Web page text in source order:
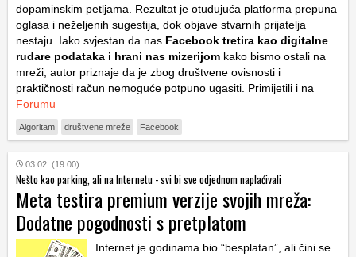
dopaminskim petljama. Rezultat je otuđujuća platforma prepuna
oglasa i neželjenih sugestija, dok objave stvarnih prijatelja
nestaju. Iako svjestan da nas Facebook tretira kao digitalne
rudare podataka i hrani nas mizerijom kako bismo ostali na
mreži, autor priznaje da je zbog društvene ovisnosti i
praktičnosti račun nemoguće potpuno ugasiti. Primijetili i na
Forumu
Algoritam društvene mreže Facebook
03.02. (19:00)
Nešto kao parking, ali na Internetu - svi bi sve odjednom naplaćivali
Meta testira premium verzije svojih mreža:
Dodatne pogodnosti s pretplatom
Internet je godinama bio “besplatan”, ali čini se